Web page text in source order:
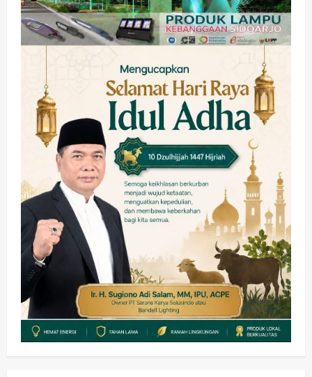
4 wartanusa 4 Agustus 2026
Keagamaan Pemerintahan
Hadir di Pengajian Qurrota A’yun,
Wabup Sidoarjo Minta Doa Jamaah
Agar Tetap Amanah Memimpin
wartanusa 4 Agustus 2026
1
Kesehatan
Pembangunan
Pemerintahan
PANAS! Kalah Tender Proyek RSUD
Sibar Rp 9,9 M, Beranikah CV Tiga
Anugerah Utama Pertaruhkan
Jaminan Rp 100 Juta?
wartanusa 5 Agustus 2026
2
Olahraga
Adu Taktik di Atas Rumput Sintetis:
PWI dan Sapma PP Sidoarjo
Memanaskan Mesin Menuju Piala
Soccer
wartanusa 5 Agustus 2026
Ekonomi Hiburan Pemerintahan
HOT NEWS: Ribuan Warga Wage
Tumplek Blek di Bazar Rakyat Jalan
Jambu, Borong Kuliner UMKM Sambil
Nonton Jaranan!